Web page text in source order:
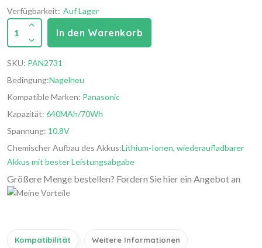
Verfügbarkeit: Auf Lager
1 In den Warenkorb
SKU: PAN2731
Bedingung:Nagelneu
Kompatible Marken: Panasonic
Kapazität: 640MAh/70Wh
Spannung: 10.8V
Chemischer Aufbau des Akkus:Lithium-Ionen, wiederaufladbarer
Akkus mit bester Leistungsabgabe
Größere Menge bestellen? Fordern Sie hier ein Angebot an
Kompatibilität Weitere Informationen